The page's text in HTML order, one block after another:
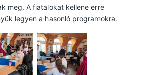
meg. A fiatalokat kellene erre
legyen a hasonló programokra.